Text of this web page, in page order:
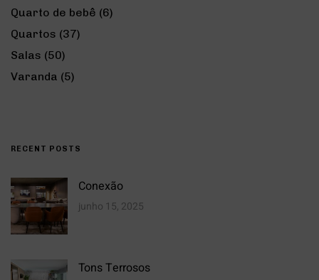
Quarto de bebê (6)
Quartos (37)
Salas (50)
Varanda (5)
RECENT POSTS
Conexão
junho 15, 2025
Tons Terrosos